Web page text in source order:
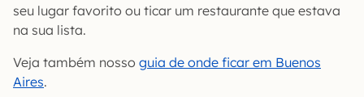
seu lugar favorito ou ticar um restaurante que estava
na sua lista.
Veja também nosso guia de onde ficar em Buenos
Aires.